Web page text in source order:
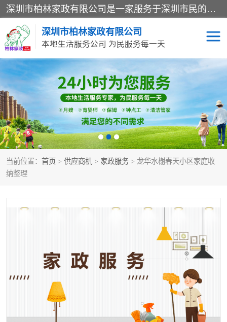
深圳市柏林家政有限公司是一家服务于深圳市民的专业家政公司。致力于为客户提供高质量、多维度的家庭服务，包括养老、母婴、月嫂育婴早教、康复理疗、家电清洗和保洁等方面的专业服务。
深圳市柏林家政有限公司
本地生活服务公司 为民服务每一天
当前位置： 首页 > 供应商机 > 家政服务 > 龙华水榭春天小区家庭收
纳整理
家居保洁 护工月嫂
家庭保姆 家政服务